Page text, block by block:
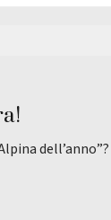
dell’anno”?